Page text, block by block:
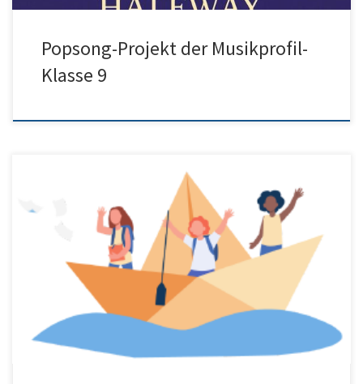
Popsong-Projekt der Musikprofil-
Klasse 9
Liebe Eltern unserer neuen 5er, hier finden Sie die Informationen
für die erste Woche in neuen Schuljahr: